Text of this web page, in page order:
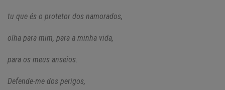
tu que és o protetor dos namorados,
olha para mim, para a minha vida,
para os meus anseios.
Defende-me dos perigos,